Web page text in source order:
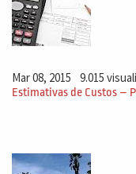
Mar 08, 2015 9.015
Estimativas de Custos –